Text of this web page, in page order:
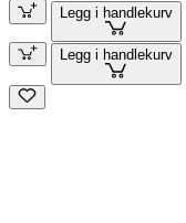
Legg i handlekurv
Legg i handlekurv